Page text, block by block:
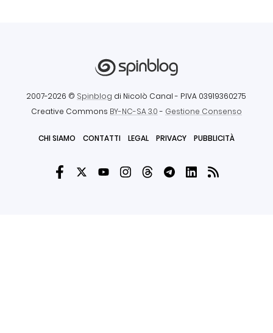
2007-2026 © Spinblog di Nicolò Canal - P.IVA 03919360275
Creative Commons BY-NC-SA 3.0- Gestione Consenso
CHI SIAMO CONTATTI LEGAL PRIVACY PUBBLICITÀ